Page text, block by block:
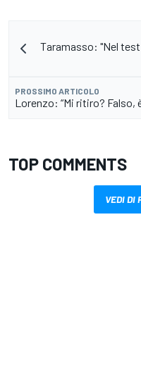
Taramasso: "Nel
PROSSIMO ARTICOLO
Lorenzo: “Mi ritiro? Falso,
TOP COMMENTS
VEDI DI